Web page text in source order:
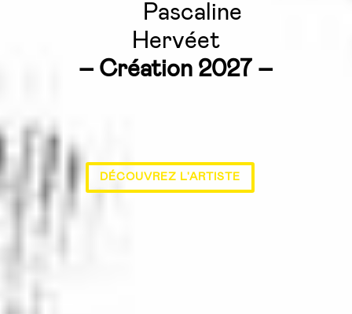
Pascaline
Hervéet
– Création 2027 –
DÉCOUVREZ L'ARTISTE